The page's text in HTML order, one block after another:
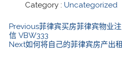
Category : Uncategorized
Previous菲律宾买房菲律宾物业
信 VBW333
Next如何将自己的菲律宾房产出